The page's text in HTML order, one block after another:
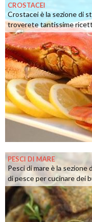
CROSTACEI
Crostacei è la sezione di
troverete tantissime
PESCI DI MARE
Pesci di mare è la
di pesce per cucinare dei